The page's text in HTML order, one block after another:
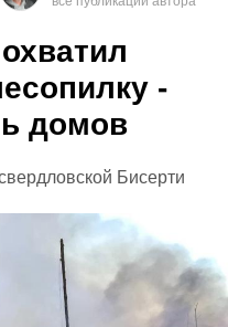
-
домов
Бисерти